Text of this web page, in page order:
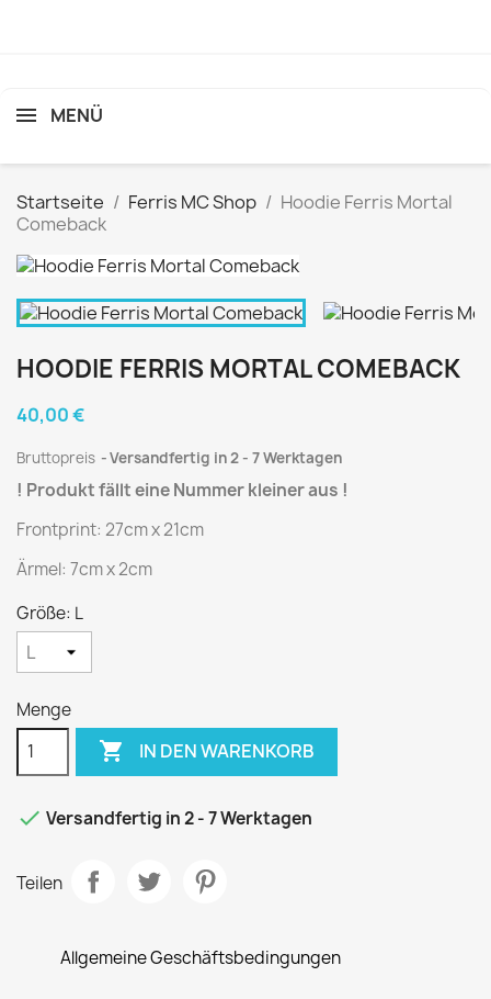
MENÜ
Startseite Ferris MC Shop
Hoodie Ferris Mortal
Comeback
HOODIE FERRIS MORTAL COMEBACK
40,00 €
Bruttopreis Versandfertig in 2 - 7 Werktagen
! Produkt fällt eine Nummer kleiner aus !
Frontprint: 27cm x 21cm
Ärmel: 7cm x 2cm
Größe: L
Menge
 IN DEN WARENKORB
 Versandfertig in 2 - 7 Werktagen
Teilen
Allgemeine Geschäftsbedingungen